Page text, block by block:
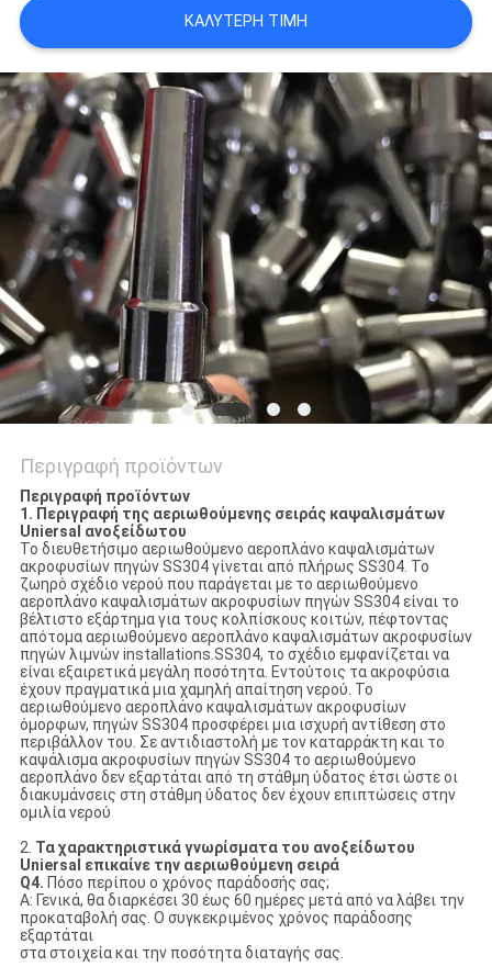
POLICY
ΚΑΛΎΤΕΡΗ ΤΙΜΉ
Περιγραφή προϊόντων
Περιγραφή προϊόντων
1. Περιγραφή της αεριωθούμενης σειράς καψαλισμάτων
Uniersal ανοξείδωτου
Το διευθετήσιμο αεριωθούμενο αεροπλάνο καψαλισμάτων
ακροφυσίων πηγών SS304γίνεται από πλήρως SS304. Το
ζωηρό σχέδιο νερού που παράγεται με το αεριωθούμενο
αεροπλάνο καψαλισμάτων ακροφυσίων πηγών SS304είναι το
βέλτιστο εξάρτημα για τους κολπίσκους κοιτών, πέφτοντας
απότομααεριωθούμενο αεροπλάνο καψαλισμάτων ακροφυσίων
πηγώνλιμνών installations.SS304, το σχέδιο εμφανίζεται να
είναι εξαιρετικά μεγάλη ποσότητα. Εντούτοις τα ακροφύσια
έχουν πραγματικά μια χαμηλή απαίτηση νερού. Το
αεριωθούμενο αεροπλάνο καψαλισμάτων ακροφυσίων
όμορφων, πηγών SS304 προσφέρει μια ισχυρή αντίθεση στο
περιβάλλον του. Σε αντιδιαστολή με τον καταρράκτη και το
καψάλισμα ακροφυσίων πηγών SS304 το αεριωθούμενο
αεροπλάνο δεν εξαρτάται από τη στάθμη ύδατος έτσι ώστε οι
διακυμάνσεις στη στάθμη ύδατος δεν έχουν επιπτώσεις στην
ομιλία νερού
2. Τα χαρακτηριστικά γνωρίσματατου ανοξείδωτου
Uniersal επικαίνε την αεριωθούμενη σειρά
Q4. Πόσο περίπου ο χρόνος παράδοσής σας;
Α: Γενικά, θα διαρκέσει 30 έως 60 ημέρες μετά από να λάβει την
προκαταβολή σας. Ο συγκεκριμένος χρόνος παράδοσης
εξαρτάται
στα στοιχεία και την ποσότητα διαταγής σας.